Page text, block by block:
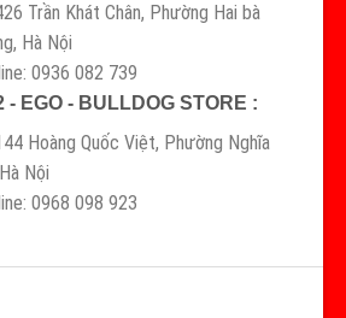
Trần Khát Chân, Phường Hai bà
Hà Nội
0936 082 739
- EGO - BULLDOG STORE :
Hoàng Quốc Việt, Phường Nghĩa
Nội
0968 098 923